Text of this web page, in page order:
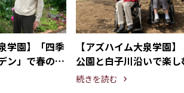
学園】「四季
ン」で春のバ
【アズハイム大泉学園
公園と白子川沿いで楽
歩
続きを読む